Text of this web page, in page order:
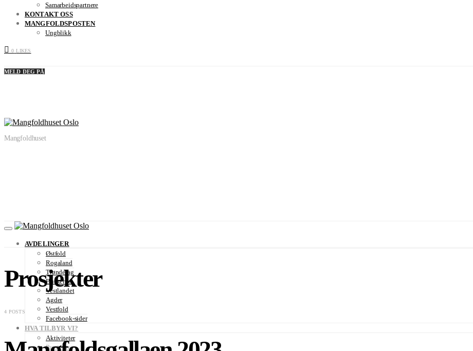
Samarbeidspartnere
KONTAKT OSS
MANGFOLDSPOSTEN
Ungblikk
0 LIKES
MELD DEG PÅ
Mangfoldhuset
AVDELINGER
Østfold
Rogaland
Trøndelag
Buskerud
Vestlandet
Agder
Vestfold
Facebook-sider
HVA TILBYR VI?
Aktiviteter
Prosjekter
Prosjekter
4 POSTS